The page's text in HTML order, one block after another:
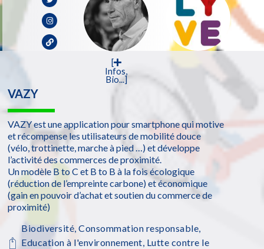
[
Infos,
Bio...]
VAZY
VAZY est une application pour smartphone qui motive
et récompense les utilisateurs de mobilité douce
(vélo, trottinette, marche à pied …) et développe
l’activité des commerces de proximité.
Un modèle B to C et B to B à la fois écologique
(réduction de l’empreinte carbone) et économique
(gain en pouvoir d’achat et soutien du commerce de
proximité)
Biodiversité,Consommation responsable,
Education à l'environnement, Lutte contre le